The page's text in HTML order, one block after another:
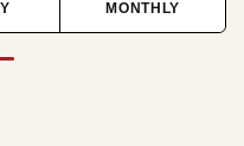
MONTHLY